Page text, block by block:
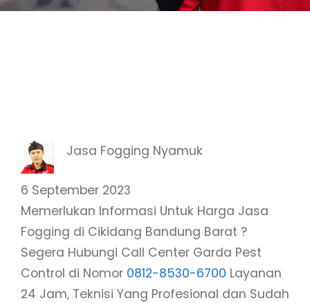
Jasa Fogging Nyamuk
6 September 2023
Memerlukan Informasi Untuk Harga Jasa
Fogging di Cikidang Bandung Barat ?
Segera Hubungi Call Center Garda Pest
Control di Nomor 0812-8530-6700 Layanan
24 Jam, Teknisi Yang Profesional dan Sudah